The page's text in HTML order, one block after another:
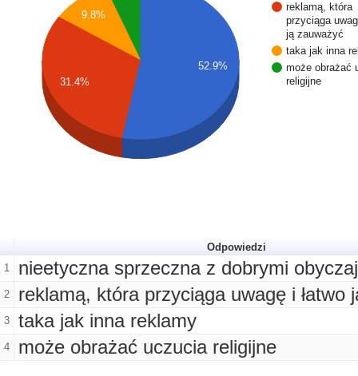
reklamą, która
przyciąga
ją zauważyć
taka jak inna
może obrażać
religijne
9.8%
31.4%
52.9%
Odpowiedzi
1
nieetyczna sprzeczna z dobrymi
2 reklamą, która przyciąga uwagę i łatwo
3 taka jak inna reklamy
4 może obrażać uczucia religijne